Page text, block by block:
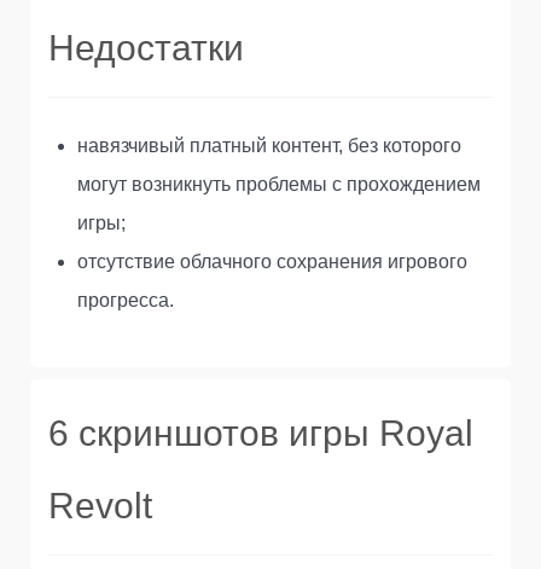
Недостатки
навязчивый платный контент, без которого
могут возникнуть проблемы с прохождением
игры;
отсутствие облачного сохранения игрового
прогресса.
6 скриншотов игры Royal
Revolt